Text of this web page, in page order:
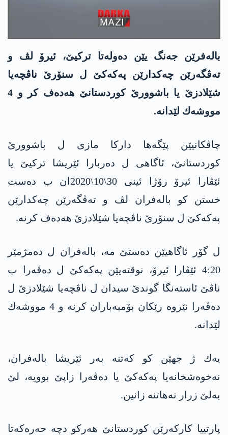
باله‌فرێن جه‌نگ یێن ده‌وله‌تا تركیێ، ئیرۆ لڤ و
ته‌ڤگه‌رێن چه‌كدارێن په‌كه‌كێ ل سنۆرێ ناڤچه‌یا
شێلادزێ یا باشوورێ كوردستانێ هه‌ده‌ف كر و 4
مووشه‌ك لێدانه‌.
چاڤكانیێن پێگه‌ها داركا مازی ل باشوورێ
كوردستانێ، ئاگاهی ل ده‌ربارا ئێریشا تركیێ یا
ئێڤارا ئیرۆ رۆژا ئینی 30\10\2020ان ب ده‌ست
خستن كو باله‌فران لڤ و ته‌ڤگه‌رێن چه‌كدارێن
په‌كه‌كێ ل سنۆرێ ناڤچه‌یا شێلادزێ هه‌ده‌ف كرنه‌.
ل گۆر ئاگاهیێن ده‌ستێ مه‌، باله‌فران ل ده‌مژمێر
4:20 ئێڤارا ئیرۆ، نوقته‌یێن په‌كه‌كێ ل ده‌ڤه‌را ب
ناڤێ ئاسته‌نگا گوندێ سیدان ل ناڤچه‌یا شێلادزێ ل
ده‌ڤه‌را نێروه‌ رێكان بۆمبه‌باران كرنه‌ و 4 مووشه‌ك
لێدانه‌.
یه‌ك ژ جهێن كو كه‌تنه‌ به‌ر ئێریشا باله‌فران،
نه‌خوه‌شخانه‌یا په‌كه‌كێ یا ده‌ڤه‌را زاپێ بوویه‌، لێ
به‌لێ زرار نه‌هاتنه‌ زانین.
پارتییا كاركه‌رێن كوردستانێ هه‌ركو دچه‌ حه‌ره‌كه‌تا